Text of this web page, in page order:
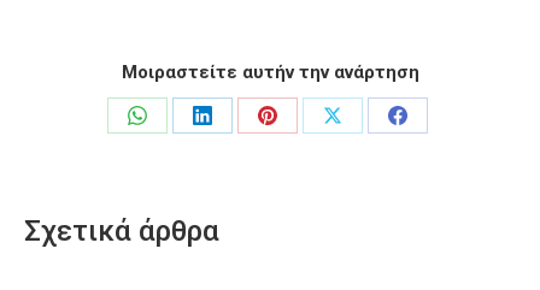
Μοιραστείτε αυτήν την ανάρτηση
Share
Share
Share
Share
Share
Σχετικά άρθρα